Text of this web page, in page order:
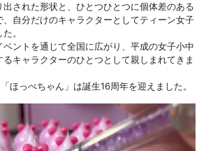
された形状と、ひとつひとつに個体差のある
自分だけのキャラクターとしてティーン女子
。
ントを通じて全国に広がり、平成の女子小中
キャラクターのひとつとして親しまれてきま
ほっぺちゃん」は誕生16周年を迎えました。